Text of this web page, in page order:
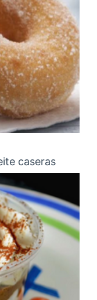
caseras